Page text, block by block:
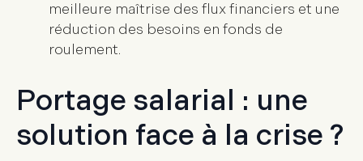
meilleure maîtrise des flux financiers et une
réduction des besoins en fonds de
roulement.
Portage salarial : une
solution face à la crise ?